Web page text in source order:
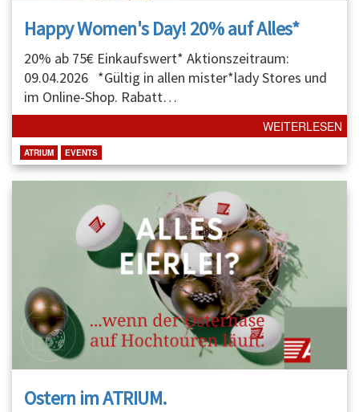
Happy Women's Day! 20% auf Alles*
20% ab 75€ Einkaufswert* Aktionszeitraum:
09.04.2026 *Gültig in allen mister*lady Stores und
im Online-Shop. Rabatt…
WEITERLESEN
ATRIUM EVENTS
Ostern im ATRIUM.